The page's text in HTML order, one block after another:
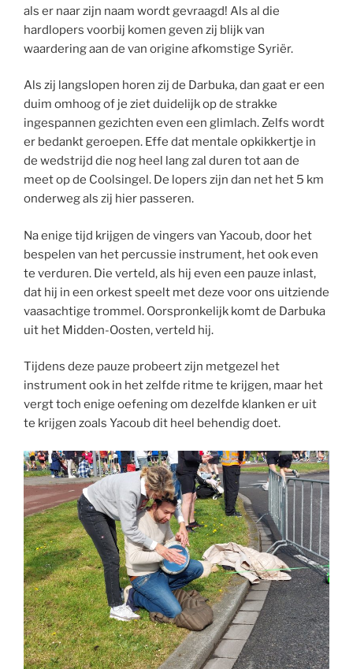
als er naar zijn naam wordt gevraagd! Als al die
hardlopers voorbij komen geven zij blijk van
waardering aan de van origine afkomstige Syriër.
Als zij langslopen horen zij de Darbuka, dan gaat er een
duim omhoog of je ziet duidelijk op de strakke
ingespannen gezichten even een glimlach. Zelfs wordt
er bedankt geroepen. Effe dat mentale opkikkertje in
de wedstrijd die nog heel lang zal duren tot aan de
meet op de Coolsingel. De lopers zijn dan net het 5 km
onderweg als zij hier passeren.
Na enige tijd krijgen de vingers van Yacoub, door het
bespelen van het percussie instrument, het ook even
te verduren. Die verteld, als hij even een pauze inlast,
dat hij in een orkest speelt met deze voor ons uitziende
vaasachtige trommel. Oorspronkelijk komt de Darbuka
uit het Midden-Oosten, verteld hij.
Tijdens deze pauze probeert zijn metgezel het
instrument ook in het zelfde ritme te krijgen, maar het
vergt toch enige oefening om dezelfde klanken er uit
te krijgen zoals Yacoub dit heel behendig doet.